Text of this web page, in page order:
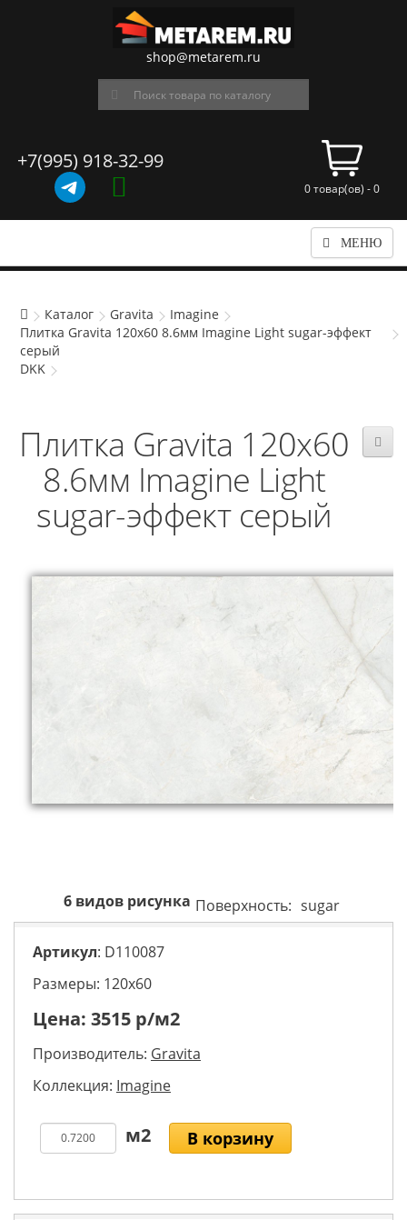
shop@metarem.ru
+7(995) 918-32-99
0 товар(ов) - 0
МЕНЮ
Каталог Gravita
Imagine
Плитка Gravita 120x60 8.6мм Imagine Light sugar-эффект
серый
DKK
Плитка Gravita 120x60
8.6мм Imagine Light
sugar-эффект серый
6 видов рисунка Поверхность: sugar
Артикул: D110087
Размеры: 120х60
Цена: 3515 р/м2
Производитель: Gravita
Коллекция: Imagine
В корзину